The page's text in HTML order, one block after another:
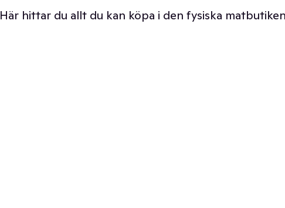
Här hittar du allt du kan köpa i den fysiska